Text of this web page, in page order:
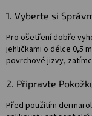
1. Vyberte si
Pro ošetření dobře
jehličkami o délce 0,5
povrchové jizvy,
2. Připravte
Před použitím